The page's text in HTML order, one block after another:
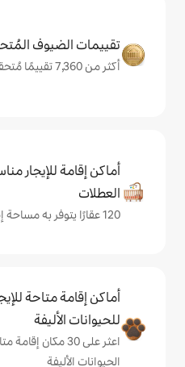
المُتحقَّق منها
مناسبة للعائلات لقضاء
للإيجار لقضاء العطلات مناسبة
30 مكان إقامة متاحًا للإيجار تسمح باصطحاب